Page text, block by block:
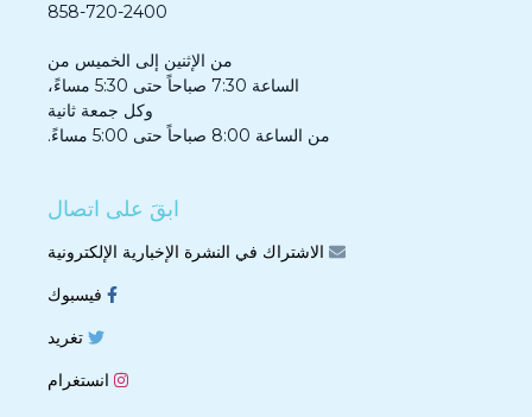
858-720-2400
من الإثنين إلى الخميس من
الساعة 7:30 صباحاً حتى 5:30 مساءً،
وكل جمعة ثانية
من الساعة 8:00 صباحاً حتى 5:00 مساءً.
ابقَ على اتصال
الاشتراك في النشرة الإخبارية الإلكترونية
فيسبوك
تغريد
انستغرام